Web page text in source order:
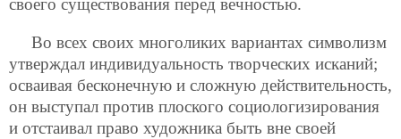
своего существования перед вечностью.
Во всех своих многоликих вариантах символизм
утверждал индивидуальность творческих исканий;
осваивая бесконечную и сложную действительность,
он выступал против плоского социологизирования
и отстаивал право художника быть вне своей